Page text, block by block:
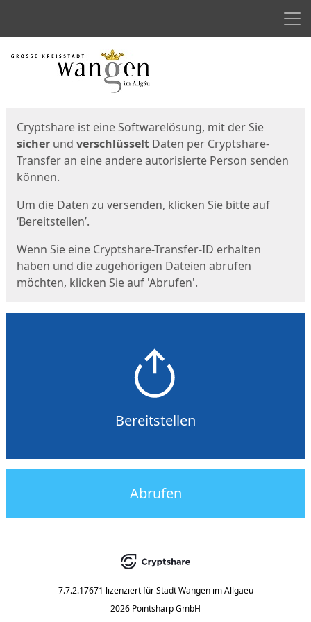
Start
Cryptshare ist eine Softwarelösung, mit der Sie
sicher und verschlüsselt Daten per Cryptshare-
Transfer an eine andere autorisierte Person senden
können.
Um die Daten zu versenden, klicken Sie bitte auf
‘Bereitstellen’.
Wenn Sie eine Cryptshare-Transfer-ID erhalten
haben und die zugehörigen Dateien abrufen
möchten, klicken Sie auf 'Abrufen'.
Bereitstellen
Abrufen
7.7.2.17671 lizenziert für Stadt Wangen im Allgaeu
2026 Pointsharp GmbH